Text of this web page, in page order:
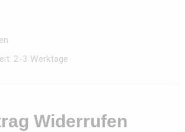
2-3 Werktage
Widerrufen